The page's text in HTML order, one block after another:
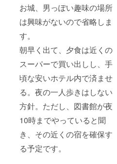
お城、男っぽい趣味の場所
は興味がないので省略しま
す。
朝早く出て、夕食は近くの
スーパーで買い出しし、手
頃な安いホテル内で済ませ
る。夜の一人歩きはしない
方針。ただし、図書館が夜
10時までやっていると聞
き、その近くの宿を確保す
る予定です。